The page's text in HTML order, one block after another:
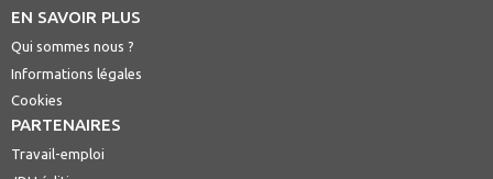
EN SAVOIR PLUS
Qui sommes nous ?
Informations légales
Cookies
PARTENAIRES
Travail-emploi